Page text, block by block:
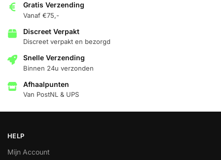
Gratis Verzending
Vanaf €75,-
Discreet Verpakt
Discreet verpakt en bezorgd
Snelle Verzending
Binnen 24u verzonden
Afhaalpunten
Van PostNL & UPS
HELP
Mijn Account